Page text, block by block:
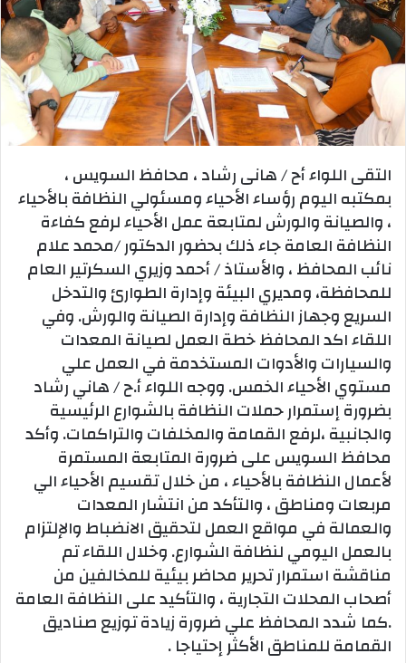
التقى اللواء أح / هانى رشاد ، محافظ السويس ،
بمكتبه اليوم رؤساء الأحياء ومسئولي النظافة بالأحياء
، والصيانة والورش لمتابعة عمل الأحياء لرفع كفاءة
النظافة العامة جاء ذلك بحضور الدكتور /محمد علام
نائب المحافظ ، والأستاذ / أحمد وزيري السكرتير العام
للمحافظة، ومديري البيئة وإدارة الطوارئ والتدخل
السريع وجهاز النظافة وإدارة الصيانة والورش. وفي
اللقاء اكد المحافظ خطة العمل لصيانة المعدات
والسيارات والأدوات المستخدمة في العمل علي
مستوي الأحياء الخمس. ووجه اللواء أ.ح / هاني رشاد
بضرورة إستمرار حملات النظافة بالشوارع الرئيسية
والجانبية ،لرفع القمامة والمخلفات والتراكمات. وأكد
محافظ السويس على ضرورة المتابعة المستمرة
لأعمال النظافة بالأحياء ، من خلال تقسيم الأحياء الي
مربعات ومناطق ، والتأكد من انتشار المعدات
والعمالة في مواقع العمل لتحقيق الانضباط والإلتزام
بالعمل اليومي لنظافة الشوارع. وخلال اللقاء تم
مناقشة استمرار تحرير محاضر بيئية للمخالفين من
أصحاب المحلات التجارية ، والتأكيد على النظافة العامة
.كما شدد المحافظ علي ضرورة زيادة توزيع صناديق
القمامة للمناطق الأكثر إحتياجا .